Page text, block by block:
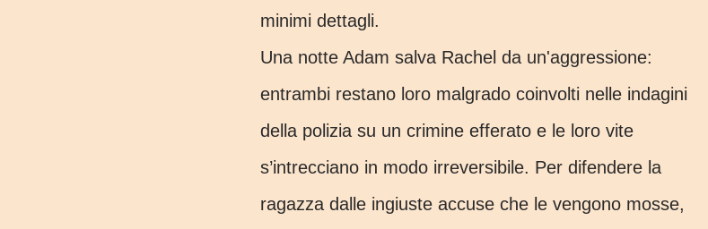
minimi dettagli.
Una notte Adam salva Rachel da un'aggressione:
entrambi restano loro malgrado coinvolti nelle indagini
della polizia su un crimine efferato e le loro vite
s’intrecciano in modo irreversibile. Per difendere la
ragazza dalle ingiuste accuse che le vengono mosse,